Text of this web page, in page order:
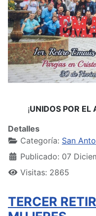
¡UNIDOS POR EL
Detalles
Categoría: San
Publicado: 07
Visitas: 2865
TERCER